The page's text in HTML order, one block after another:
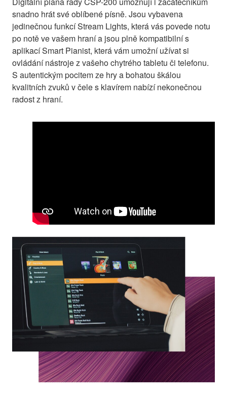
snadno hrát své oblíbené písně. Jsou vybavena
jedinečnou funkcí Stream Lights, která vás povede notu
po notě ve vašem hraní a jsou plně kompatibilní s
aplikací Smart Pianist, která vám umožní užívat si
ovládání nástroje z vašeho chytrého tabletu či telefonu.
S autentickým pocitem ze hry a bohatou škálou
kvalitních zvuků v čele s klavírem nabízí nekonečnou
radost z hraní.